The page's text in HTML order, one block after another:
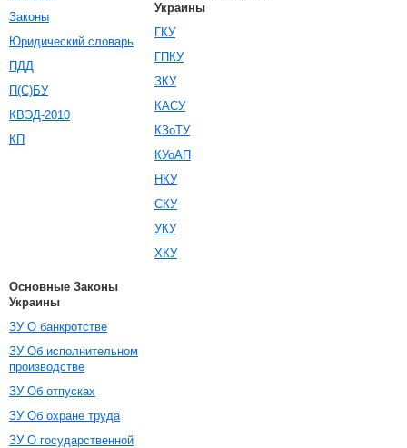
Законы
Юридический словарь
ПДД
П(С)БУ
КВЭД-2010
КП
Украины
ГКУ
ГПКУ
ЗКУ
КАСУ
КЗоТУ
КУоАП
НКУ
СКУ
УКУ
ХКУ
Основные Законы
Украины
ЗУ О банкротстве
ЗУ Об исполнительном
производстве
ЗУ Об отпусках
ЗУ Об охране труда
ЗУ О государственной